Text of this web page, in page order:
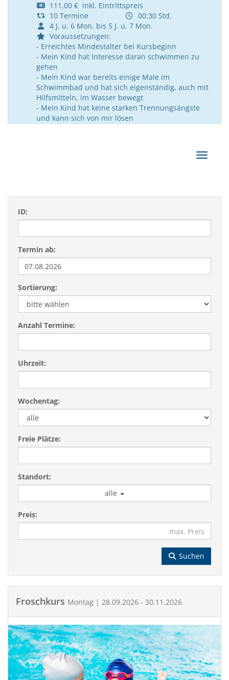
111,00 € inkl. Eintrittspreis
10 Termine
00:30 Std.
4 J. u. 6 Mon. bis 5 J. u. 7 Mon.
Voraussetzungen:
- Erreichtes Mindestalter bei Kursbeginn
- Mein Kind hat Interesse daran schwimmen zu
gehen
- Mein Kind war bereits einige Male im
Schwimmbad und hat sich eigenständig, auch mit
Hilfsmitteln, im Wasser bewegt
- Mein Kind hat keine starken Trennungsängste
und kann sich von mir lösen
ID:
Termin ab:
Sortierung:
Anzahl Termine:
Uhrzeit:
Wochentag:
Freie Plätze:
Standort:
alle
Preis:
Suchen
Froschkurs Montag | 28.09.2026 - 30.11.2026